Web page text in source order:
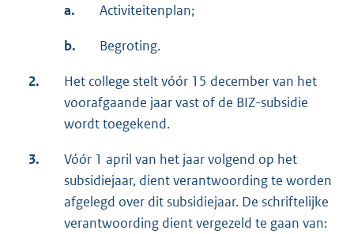
a. Activiteitenplan;
b. Begroting.
2.
Het college stelt vóór 15 december van het
voorafgaande jaar vast of de BIZ-subsidie
wordt toegekend.
3.
Vóór 1 april van het jaar volgend op het
subsidiejaar, dient verantwoording te worden
afgelegd over dit subsidiejaar. De schriftelijke
verantwoording dient vergezeld te gaan van: